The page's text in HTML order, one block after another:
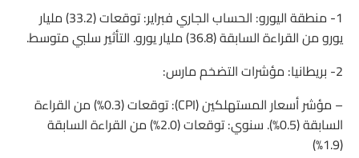
1- منطقة اليورو: الحساب الجاري فبراير: توقعات (33.2) مليار
يورو من القراءة السابقة (36.8) مليار يورو. التأثير سلبي متوسط.
2- بريطانيا: مؤشرات التضخم مارس:
– مؤشر أسعار المستهلكين (CPI): توقعات (0.3%) من القراءة
السابقة (0.5%). سنوي: توقعات (2.0%) من القراءة السابقة
(1.9%)